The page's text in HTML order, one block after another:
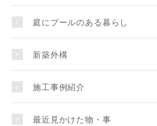
庭にプールのある暮らし
新築外構
施工事例紹介
最近見かけた物・事